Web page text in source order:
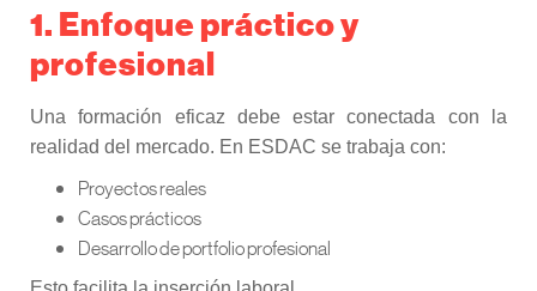
1. Enfoque práctico y
profesional
Una formación eficaz debe estar conectada con la
realidad del mercado. En ESDAC se trabaja con:
Proyectos reales
Casos prácticos
Desarrollo de portfolio profesional